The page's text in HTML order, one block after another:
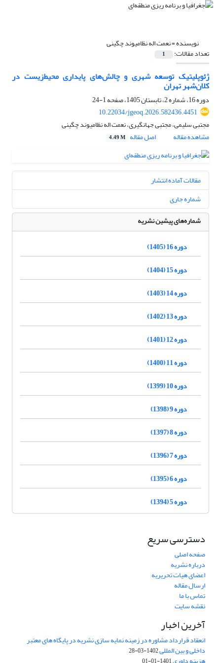
نویسنده =نعمت اله نظامیوند چگینی
تعداد مقالات: 1
ژئوپلیتیک توسعه شهری و چالش‌های پایداری محیط‌زیست در
کلان‌شهر تهران
دوره 16، شماره 2، تابستان 1405، صفحه
1-24
10.22034/jgeoq.2026.582436.4451
مجتبی سلیمی، مجتبی جهانگیری، نعمت اله نظامیوند چگینی
مشاهده مقاله
اصل مقاله 4.49 M
مقالات آماده انتشار
شماره جاری
شماره‌های پیشین نشریه
دوره 16 (1405)
دوره 15 (1404)
دوره 14 (1403)
دوره 13 (1402)
دوره 12 (1401)
دوره 11 (1400)
دوره 10 (1399)
دوره 9 (1398)
دوره 8 (1397)
دوره 7 (1396)
دوره 6 (1395)
دوره 5 (1394)
دسترسی سریع
صفحه اصلی
درباره نشریه
اعضای هیات تحریریه
ارسال مقاله
تماس با ما
نقشه سایت
آخرین اخبار
انعقاد قرارداد مشاوره در زمینه نمایه سازی نشریه در پایگاه های معتبر
داخلی و بین المللی1402-03-28